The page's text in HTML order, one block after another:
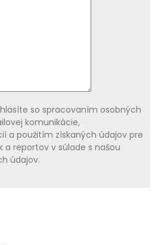
so spracovaním osobných
komunikácie,
a použitím získaných údajov pre
reportov v súlade s našou
údajov.